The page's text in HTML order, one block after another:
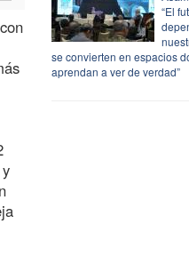
“El
se convierten en espacios
aprendan a ver de verdad”